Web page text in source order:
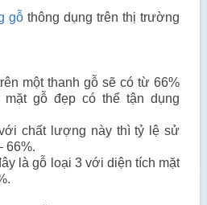
gỗthông dụng trên thị trường
một thanh gỗ sẽ có từ 66%
gỗ đẹp có thể tận dụng
chất lượng này thì tỷ lệ sử
66%.
là gỗ loại 3 với diện tích mặt